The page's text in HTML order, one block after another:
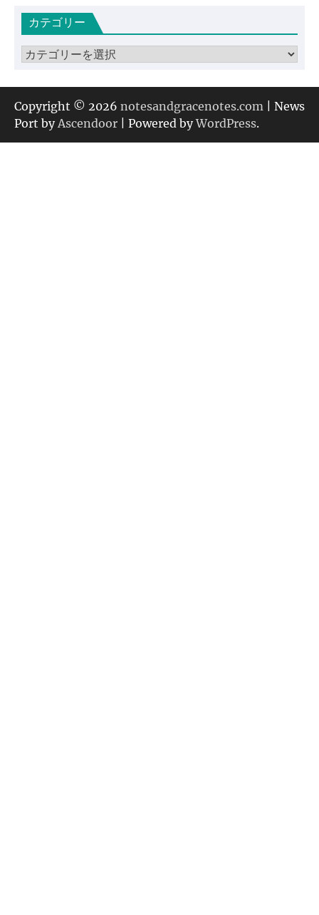
イカテゴリー
カ
ゴ
リ
ー
Copyright © 2026 notesandgracenotes.com | News
Port by Ascendoor | Powered byWordPress.